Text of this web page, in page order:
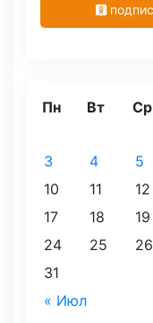
Пн Вт Ср
« Июл
3
4 5
10
11 12
17
18 19
24
25 26
31